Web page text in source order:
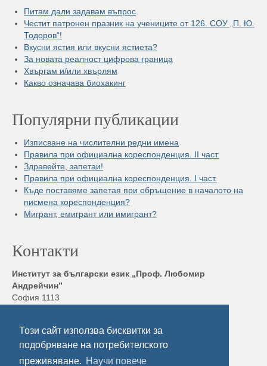
Този сайт използва бисквитки за
подобряване на потребителското
преживяване. Научи повече
Питам дали задавам въпрос
Честит патронен празник на учениците от 126. СОУ „П. Ю.
Тодоров“!
Вкусни ястия или вкусни ястиета?
За новата реалност цифрова граница
Хвъргам и/или хвърлям
Какво означава биохакинг
Популярни публикации
Изписване на числителни редни имена
Правила при официална кореспонденция. II част.
Здравейте, запетаи!
Правила при официална кореспонденция. I част.
Къде поставяме запетая при обръщение в началото на
писмена кореспонденция?
Мигрант, емигрант или имигрант?
Контакти
Институт за български език „Проф. Любомир
Андрейчин”
София 1113
Електронна поща:ibl@ibl.bas.bg